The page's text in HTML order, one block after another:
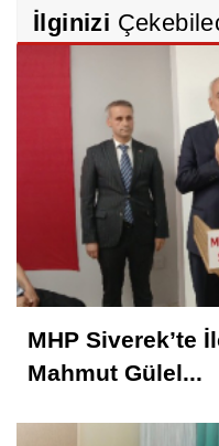
İlginizi
MHP Siverek’te
Mahmut Gülel...